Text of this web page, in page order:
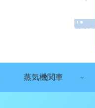
蒸気機関車